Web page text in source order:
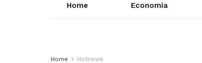
Home Economia
Home Hotnews